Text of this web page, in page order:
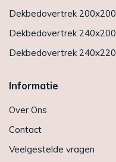
Dekbedovertrek 200x200
Dekbedovertrek 240x200
Dekbedovertrek 240x220
Informatie
Over Ons
Contact
Veelgestelde vragen